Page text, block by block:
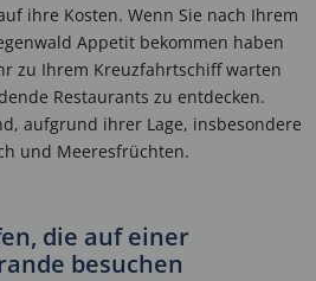
ihre Kosten. Wenn Sie nach Ihrem
Appetit bekommen haben
zu Ihrem Kreuzfahrtschiff warten
Restaurants zu entdecken.
aufgrund ihrer Lage, insbesondere
und Meeresfrüchten.
die auf einer
besuchen